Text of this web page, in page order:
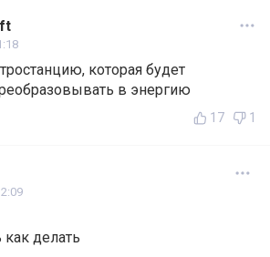
которая будет
в энергию
17 1
делать